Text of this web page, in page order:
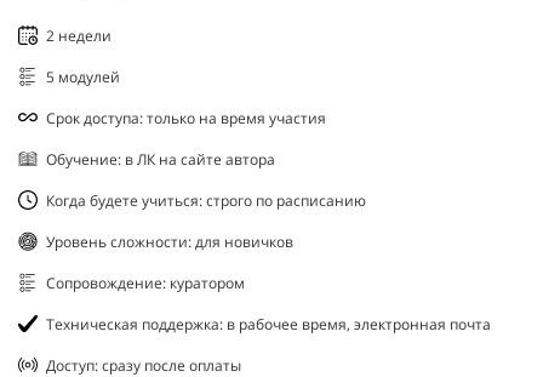
2 недели
5 модулей
Срок доступа: только на время участия
Обучение: в ЛК на сайте автора
Когда будете учиться: строго по расписанию
Уровень сложности: для новичков
Сопровождение: куратором
Техническая поддержка: в рабочее время, электронная почта
Доступ: сразу после оплаты